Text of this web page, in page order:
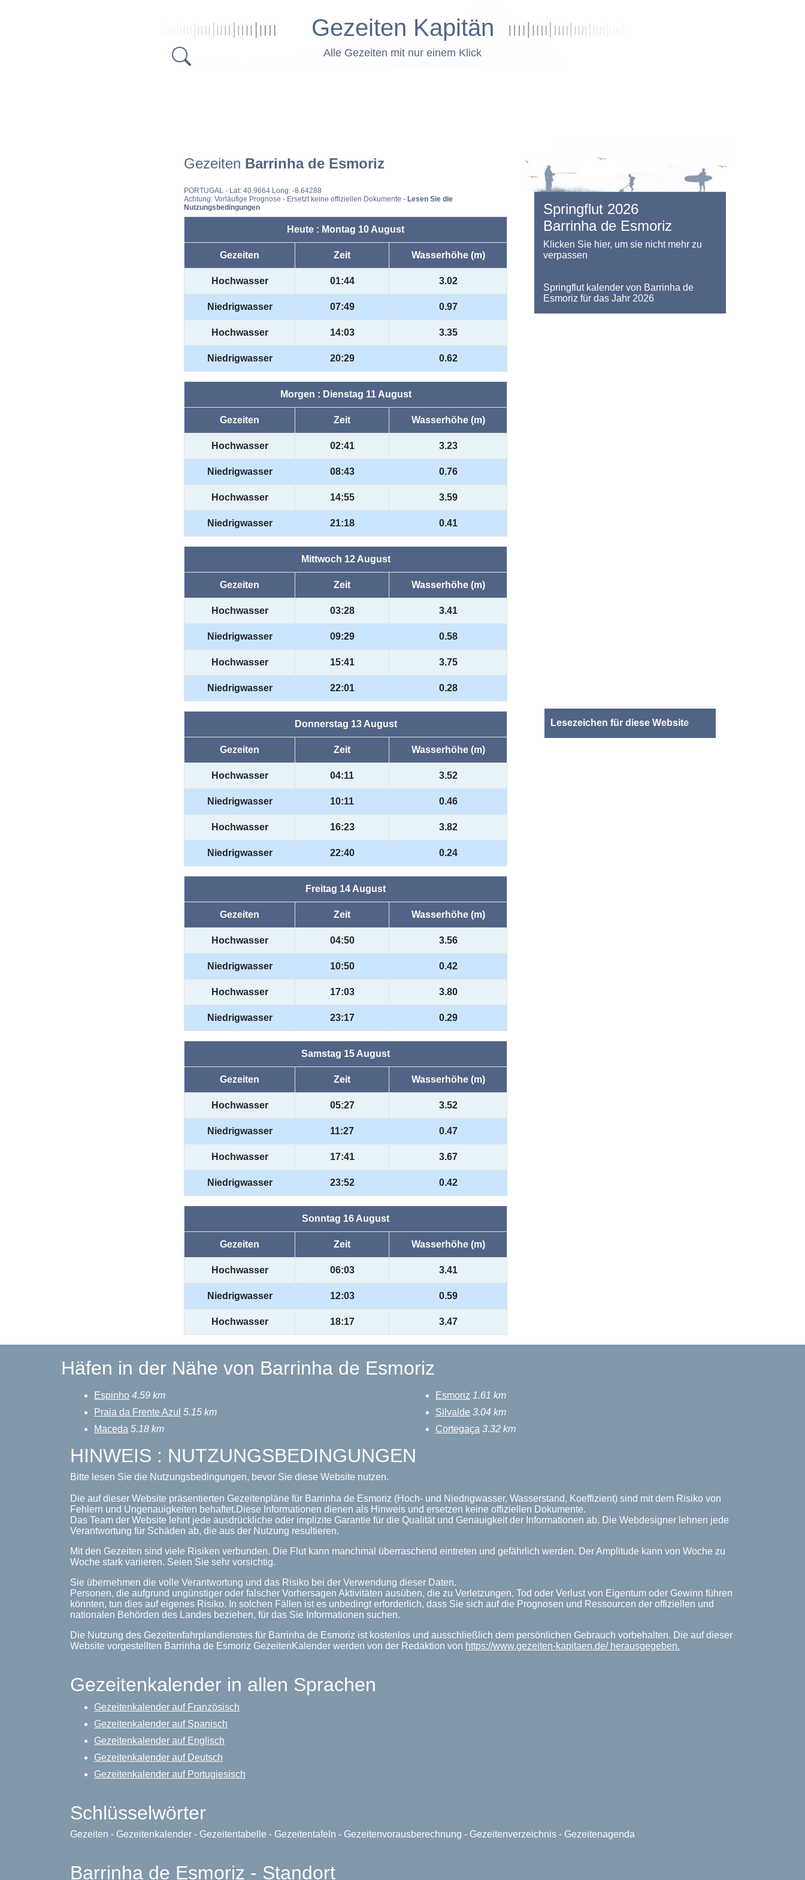
Gezeiten Kapitän
Alle Gezeiten mit nur einem Klick
Gezeiten Barrinha de Esmoriz
PORTUGAL - Lat: 40.9664 Long: -8.64288
Achtung: Vorläufige Prognose - Ersetzt keine offiziellen Dokumente - Lesen Sie die
Nutzungsbedingungen
Heute : Montag 10 August
Gezeiten Zeit Wasserhöhe (m)
Hochwasser 01:44 3.02
Niedrigwasser 07:49 0.97
Hochwasser 14:03 3.35
Niedrigwasser 20:29 0.62
Morgen : Dienstag 11 August
Gezeiten Zeit Wasserhöhe (m)
Hochwasser 02:41 3.23
Niedrigwasser 08:43 0.76
Hochwasser 14:55 3.59
Niedrigwasser 21:18 0.41
Mittwoch 12 August
Gezeiten Zeit Wasserhöhe (m)
Hochwasser 03:28 3.41
Niedrigwasser 09:29 0.58
Hochwasser 15:41 3.75
Niedrigwasser 22:01 0.28
Donnerstag 13 August
Gezeiten Zeit Wasserhöhe (m)
Hochwasser 04:11 3.52
Niedrigwasser 10:11 0.46
Hochwasser 16:23 3.82
Niedrigwasser 22:40 0.24
Freitag 14 August
Gezeiten Zeit Wasserhöhe (m)
Hochwasser 04:50 3.56
Niedrigwasser 10:50 0.42
Hochwasser 17:03 3.80
Niedrigwasser 23:17 0.29
Samstag 15 August
Gezeiten Zeit Wasserhöhe (m)
Hochwasser 05:27 3.52
Niedrigwasser 11:27 0.47
Hochwasser 17:41 3.67
Niedrigwasser 23:52 0.42
Sonntag 16 August
Gezeiten Zeit Wasserhöhe (m)
Hochwasser 06:03 3.41
Niedrigwasser 12:03 0.59
Hochwasser 18:17 3.47
Springflut 2026
Barrinha de Esmoriz
Klicken Sie hier, um sie nicht mehr zu
verpassen
Springflut kalender von Barrinha de
Esmoriz für das Jahr 2026
Lesezeichen für diese Website
Häfen in der Nähe von Barrinha de Esmoriz
Espinho 4.59 km
Praia da Frente Azul 5.15 km
Maceda 5.18 km
Esmoriz 1.61 km
Silvalde 3.04 km
Cortegaça 3.32 km
HINWEIS : NUTZUNGSBEDINGUNGEN
Bitte lesen Sie die Nutzungsbedingungen, bevor Sie diese Website nutzen.
Die auf dieser Website präsentierten Gezeitenpläne für Barrinha de Esmoriz (Hoch- und Niedrigwasser, Wasserstand, Koeffizient) sind mit dem Risiko von
Fehlern und Ungenauigkeiten behaftet.Diese Informationen dienen als Hinweis und ersetzen keine offiziellen Dokumente.
Das Team der Website lehnt jede ausdrückliche oder implizite Garantie für die Qualität und Genauigkeit der Informationen ab. Die Webdesigner lehnen jede
Verantwortung für Schäden ab, die aus der Nutzung resultieren.
Mit den Gezeiten sind viele Risiken verbunden. Die Flut kann manchmal überraschend eintreten und gefährlich werden. Der Amplitude kann von Woche zu
Woche stark variieren. Seien Sie sehr vorsichtig.
Sie übernehmen die volle Verantwortung und das Risiko bei der Verwendung dieser Daten.
Personen, die aufgrund ungünstiger oder falscher Vorhersagen Aktivitäten ausüben, die zu Verletzungen, Tod oder Verlust von Eigentum oder Gewinn führen
könnten, tun dies auf eigenes Risiko. In solchen Fällen ist es unbedingt erforderlich, dass Sie sich auf die Prognosen und Ressourcen der offiziellen und
nationalen Behörden des Landes beziehen, für das Sie Informationen suchen.
Die Nutzung des Gezeitenfahrplandienstes für Barrinha de Esmoriz ist kostenlos und ausschließlich dem persönlichen Gebrauch vorbehalten. Die auf dieser
Website vorgestellten Barrinha de Esmoriz GezeitenKalender werden von der Redaktion von https://www.gezeiten-kapitaen.de/ herausgegeben.
Gezeitenkalender in allen Sprachen
Gezeitenkalender auf Französisch
Gezeitenkalender auf Spanisch
Gezeitenkalender auf Englisch
Gezeitenkalender auf Deutsch
Gezeitenkalender auf Portugiesisch
Schlüsselwörter
Gezeiten - Gezeitenkalender - Gezeitentabelle - Gezeitentafeln - Gezeitenvorausberechnung - Gezeitenverzeichnis - Gezeitenagenda
Barrinha de Esmoriz - Standort